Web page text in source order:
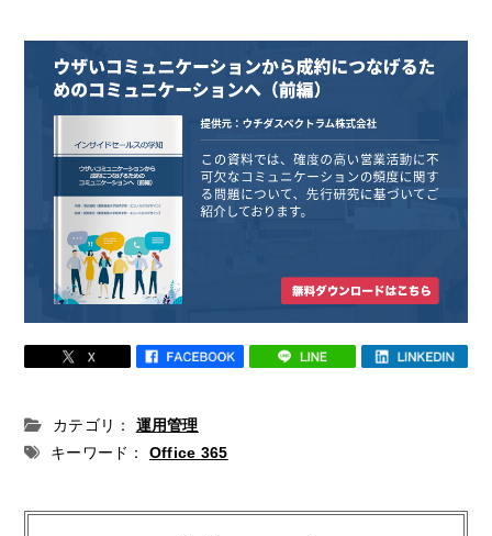
カテゴリ：
運用管理
キーワード：
Office 365